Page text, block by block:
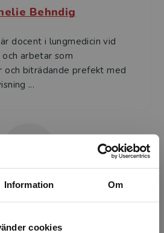
Information Om
cookies
Behndig
docent i lungmedicin vid
arbetar som
och biträdande prefekt med
...
är adjungerad professor i